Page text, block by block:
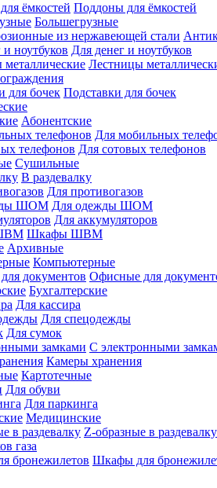
Поддоны для ёмкостей
Большегрузные
Для денег и ноутбуков
Лестницы
Подставки для бочек
Абонентские
Для мобильных
Для сотовых телефонов
Сушильные
В раздевалку
Для противогазов
Для одежды ШОМ
Для аккумуляторов
Шкафы ШВМ
Архивные
Компьютерные
Офисные для
Бухгалтерские
Для кассира
Для спецодежды
Для сумок
С электронными
Камеры хранения
Картотечные
Для обуви
Для паркинга
Медицинские
Z-образные в раздевалку
газа
Шкафы для